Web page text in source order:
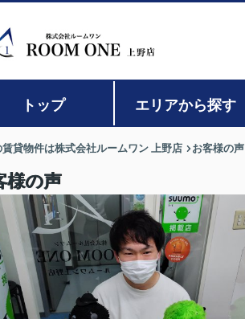
トップ エリアから探す
貸物件は株式会社ルームワン 上野店 お客様の声
様の声